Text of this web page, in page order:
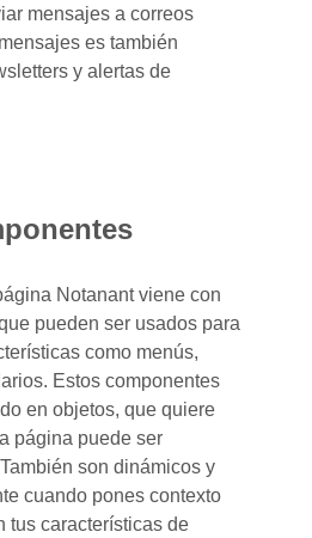
mensajes a correos
es también
y alertas de
Notanant viene con
pueden ser usados para
como menús,
Estos componentes
en objetos, que quiere
página puede ser
son dinámicos y
cuando pones contexto
tus características de